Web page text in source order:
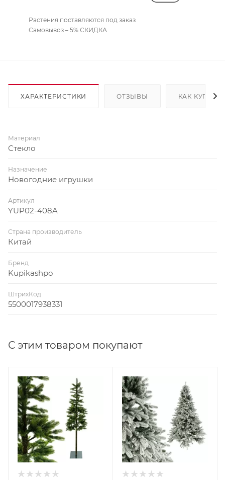
Растения поставляются под заказ
Самовывоз – 5% СКИДКА
ХАРАКТЕРИСТИКИ ОТЗЫВЫ КАК КУПИТЬ
Материал
Стекло
Назначение
Новогодние игрушки
Артикул
YUP02-408A
Страна производитель
Китай
Бренд
Kupikashpo
ШтрихКод
5500017938331
С этим товаром покупают